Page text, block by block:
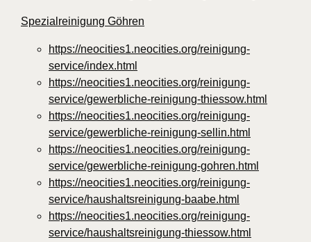
Spezialreinigung Göhren
https://neocities1.neocities.org/reinigung-
service/index.html
https://neocities1.neocities.org/reinigung-
service/gewerbliche-reinigung-thiessow.html
https://neocities1.neocities.org/reinigung-
service/gewerbliche-reinigung-sellin.html
https://neocities1.neocities.org/reinigung-
service/gewerbliche-reinigung-gohren.html
https://neocities1.neocities.org/reinigung-
service/haushaltsreinigung-baabe.html
https://neocities1.neocities.org/reinigung-
service/haushaltsreinigung-thiessow.html